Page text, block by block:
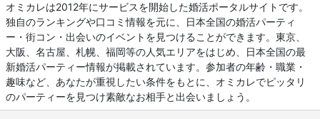
オミカレは2012年にサービスを開始した婚活ポータルサイトです。
独自のランキングや口コミ情報を元に、日本全国の婚活パーティ
ー・街コン・出会いのイベントを見つけることができます。東京、
大阪、名古屋、札幌、福岡等の人気エリアをはじめ、日本全国の最
新婚活パーティー情報が掲載されています。参加者の年齢・職業・
趣味など、あなたが重視したい条件をもとに、オミカレでピッタリ
のパーティーを見つけ素敵なお相手と出会いましょう。